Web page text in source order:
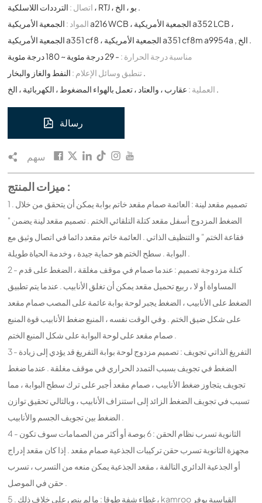
اتصال :
الترددات اللاسلكية ، RTJ ، بو ، الخ .
المواد : الجمعية الأمريكية a216 WCB ، الجمعية الأمريكية a352 LCB ،
الجمعية الأمريكية a351 cf8 ، الجمعية الأمريكية a351 cf8m a9954a , الخ .
مناسبة درجة الحرارة : - 29 درجة مئوية ~ 180 درجة مئوية
تنطبق وسائل الإعلام :النفط والغاز والبخار .
العملية : عقارب ، والعتاد ، تعمل بالهواء المضغوط ، الكهربائية ، الخ .
رسالة
سهم
ميزات المنتج :
1 . تصميم مقعد لينة : العائمة صمام مقعد خاتم بوابة يمكن أن يتحقق من خلال
الضغط المزدوج أسفل مقعد كتلة التلقائي الختم . تصميم مقعد لينة يضمن "
فقاعة الختم " و التنظيف الذاتي . العائمة خاتم مقعد دائما في اتصال وثيق مع
البوابة . سطح الختم هو حماية جيدة ، وخدمة الحياة طويلة .
2 - كتلة مزدوجة تصميم : عندما صمام في موقف مغلقة ، الضغط على قدم
المساواة أو لا ، ربيع تحميل مقعد يمكن أن تغلق الأنابيب . عندما يتم تطبيق
الضغط على الأنابيب ، الضغط يجبر لوحة بوابة عائمة على المصب صمام مقعد
على شكل ضيق الختم . وفي الوقت نفسه ، المنبع ضغط الأنابيب قوة المنبع
صمام مقعد على لوحة البوابة على شكل المنبع الختم .
3 - التفريغ الذاتي تجويف : تصميم مزدوج لوحة بوابة التفريغ قد يؤدي إلى زيادة
الضغط في تجويف بسبب التمدد الحراري في موقف مغلقة . عندما ضغط
تجويف يتجاوز ضغط الأنابيب ، صمام مقعد أجبر على ترك سطح البوابة ، مما
تسبب في تجويف الضغط الزائد إلى استنزاف الأنابيب ، وبالتالي تحقيق توازن
الضغط بين تجويف الجسم والأنابيب .
4 - الثانوية تسرب نظام الحقن : 6 بوصة أو أكثر من الصمامات سوف تكون
مجهزة الثانوية تسرب حقن تركيبات الجذعية صمام مقعد . إذا كان مقعد إدراج
أو الجذعية الدائري التالفة ، مقعد الجذعية يمكن منعه من التسرب ، تسرب
حقن في الموصل .
5 . غطاء شفة طوقا : ما لم ينص على خلاف ذلك ، kamroo القياسية يوفر